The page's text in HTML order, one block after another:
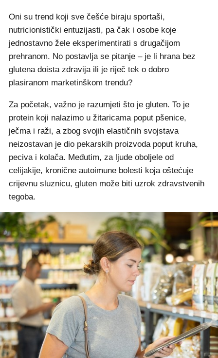
Oni su trend koji sve češće biraju sportaši,
nutricionistički entuzijasti, pa čak i osobe koje
jednostavno žele eksperimentirati s drugačijom
prehranom. No postavlja se pitanje – je li hrana bez
glutena doista zdravija ili je riječ tek o dobro
plasiranom marketinškom trendu?
Za početak, važno je razumjeti što je gluten. To je
protein koji nalazimo u žitaricama poput pšenice,
ječma i raži, a zbog svojih elastičnih svojstava
neizostavan je dio pekarskih proizvoda poput kruha,
peciva i kolača. Međutim, za ljude oboljele od
celijakije, kronične autoimune bolesti koja oštećuje
crijevnu sluznicu, gluten može biti uzrok zdravstvenih
tegoba.